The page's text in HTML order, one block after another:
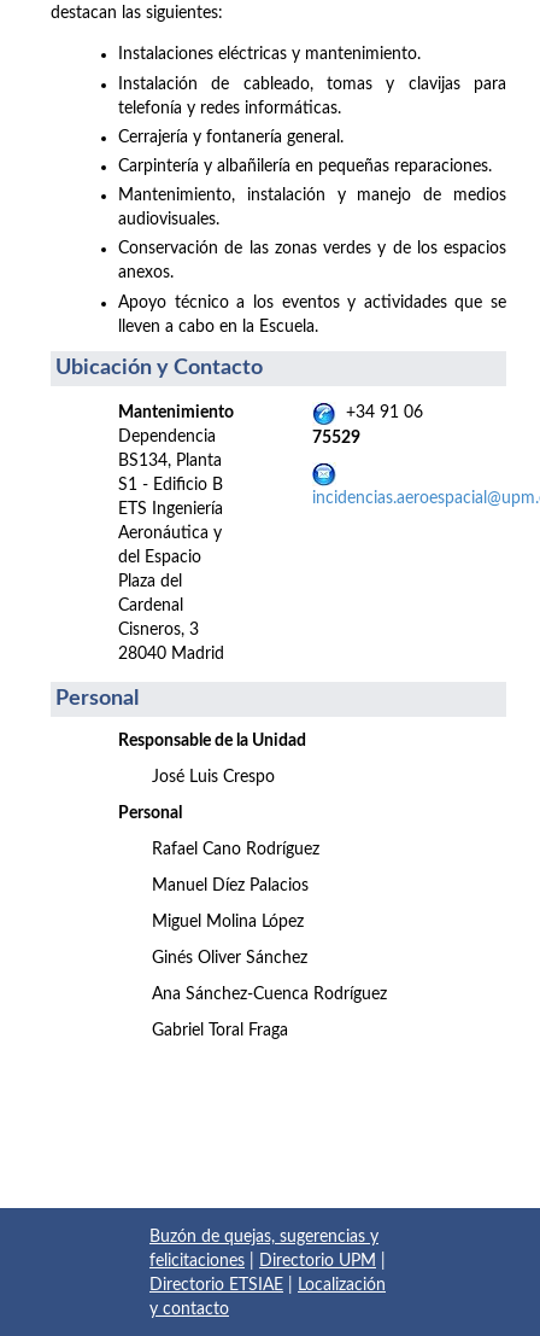
destacan las siguientes:
Instalaciones eléctricas y mantenimiento.
Instalación de cableado, tomas y clavijas para
telefonía y redes informáticas.
Cerrajería y fontanería general.
Carpintería y albañilería en pequeñas reparaciones.
Mantenimiento, instalación y manejo de medios
audiovisuales.
Conservación de las zonas verdes y de los espacios
anexos.
Apoyo técnico a los eventos y actividades que se
lleven a cabo en la Escuela.
Ubicación y Contacto
Mantenimiento
Dependencia
BS134, Planta
S1 - Edificio B
ETS Ingeniería
Aeronáutica y
del Espacio
Plaza del
Cardenal
Cisneros, 3
28040 Madrid
+34 91 06
75529
Personal
Responsable de la Unidad
José Luis Crespo
Personal
Rafael Cano Rodríguez
Manuel Díez Palacios
Miguel Molina López
Ginés Oliver Sánchez
Ana Sánchez-Cuenca Rodríguez
Gabriel Toral Fraga
Buzón de quejas, sugerencias y
felicitaciones
Directorio UPM
Directorio ETSIAE
Localización
y contacto